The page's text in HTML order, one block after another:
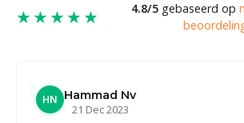
★★★★★ 4.8/5gebaseerd op
HN Hammad Nv
21 Dec 2023